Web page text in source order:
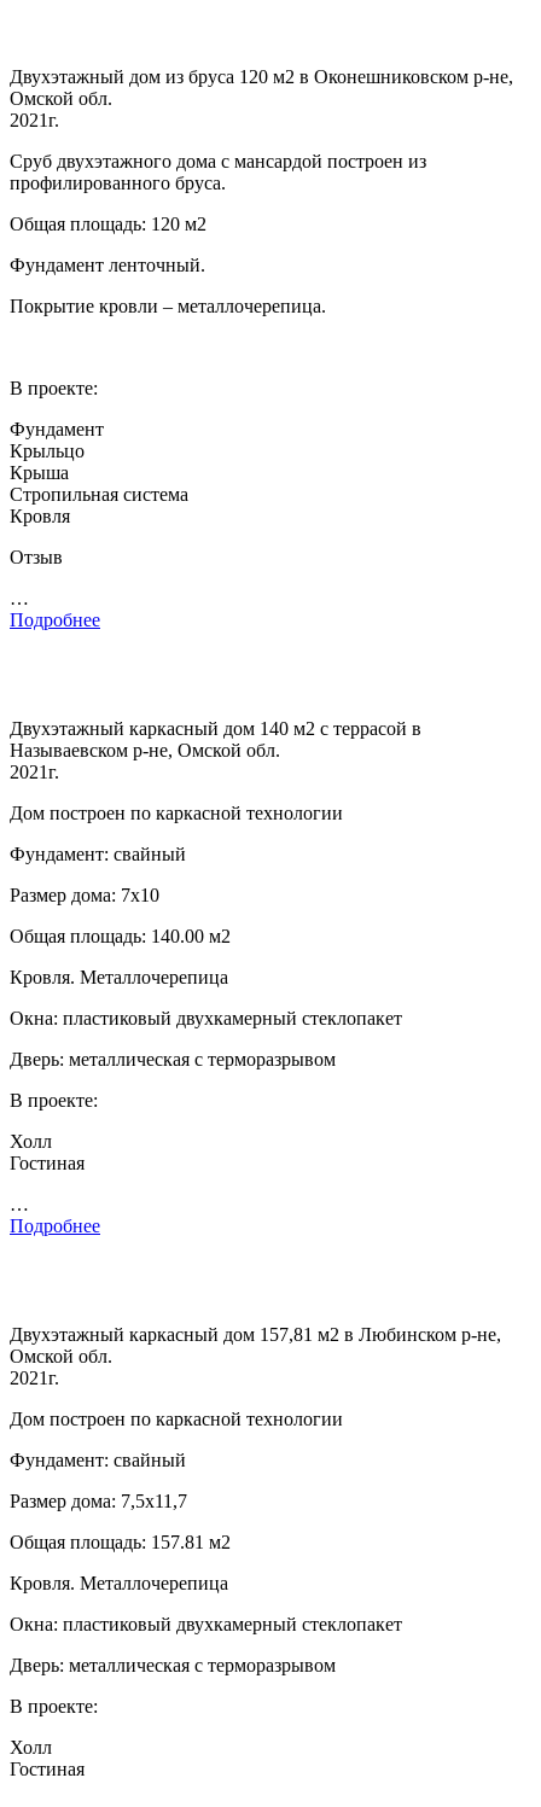
Двухэтажный дом из бруса 120 м2 в Оконешниковском р-не,
Омской обл.
2021г.
Сруб двухэтажного дома с мансардой построен из
профилированного бруса.
Общая площадь: 120 м2
Фундамент ленточный.
Покрытие кровли – металлочерепица.
В проекте:
Фундамент
Крыльцо
Крыша
Стропильная система
Кровля
Отзыв
…
Подробнее
Двухэтажный каркасный дом 140 м2 с террасой в
Называевском р-не, Омской обл.
2021г.
Дом построен по каркасной технологии
Фундамент: свайный
Размер дома: 7х10
Общая площадь: 140.00 м2
Кровля. Металлочерепица
Окна: пластиковый двухкамерный стеклопакет
Дверь: металлическая с терморазрывом
В проекте:
Холл
Гостиная
…
Подробнее
Двухэтажный каркасный дом 157,81 м2 в Любинском р-не,
Омской обл.
2021г.
Дом построен по каркасной технологии
Фундамент: свайный
Размер дома: 7,5х11,7
Общая площадь: 157.81 м2
Кровля. Металлочерепица
Окна: пластиковый двухкамерный стеклопакет
Дверь: металлическая с терморазрывом
В проекте:
Холл
Гостиная